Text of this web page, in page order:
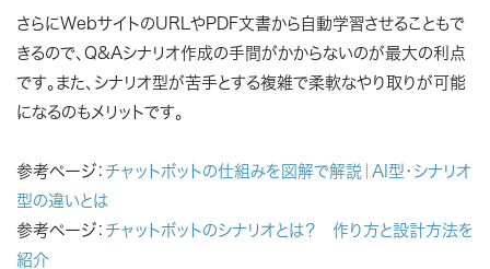
さらにWebサイトのURLやPDF文書から自動学習させることもで
きるので、Q&Aシナリオ作成の手間がかからないのが最大の利点
です。また、シナリオ型が苦手とする複雑で柔軟なやり取りが可能
になるのもメリットです。
参考ページ： チャットボットの仕組みを図解で解説｜AI型・シナリオ
型の違いとは
参考ページ： チャットボットのシナリオとは？ 作り方と設計方法を
紹介